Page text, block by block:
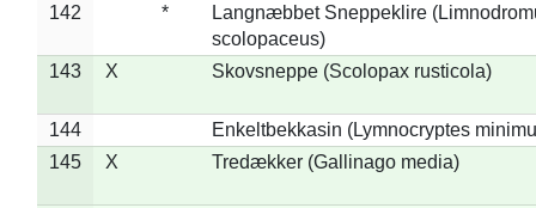
142
*
Langnæbbet Sneppeklire
scolopaceus)
143
X Skovsneppe (Scolopax rusticola)
144
Enkeltbekkasin (Lymnocryptes
145
X Tredækker (Gallinago media)